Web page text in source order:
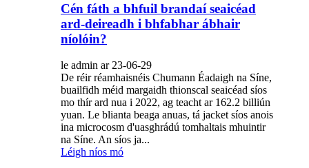
Cén fáth a bhfuil brandaí seaicéad
ard-deireadh i bhfabhar ábhair
níolóin?
le admin ar 23-06-29
De réir réamhaisnéis Chumann Éadaigh na Síne,
buailfidh méid margaidh thionscal seaicéad síos
mo thír ard nua i 2022, ag teacht ar 162.2 billiún
yuan. Le blianta beaga anuas, tá jacket síos anois
ina microcosm d'uasghrádú tomhaltais mhuintir
na Síne. An síos ja...
Léigh níos mó